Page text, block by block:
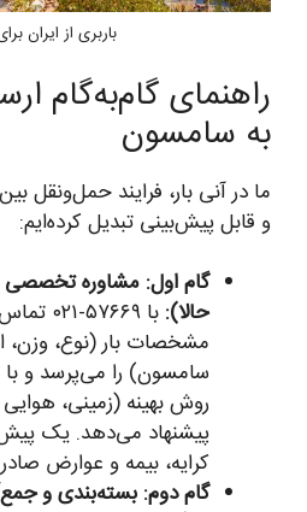
باربری از ایران
راهنمای گام‌به‌گام
به سامسون
و قابل پیش‌بینی تبدیل کرده‌ایم:
گام اول: مشاوره
حالا):
با
مشخصات بار (نوع، وزن،
سامسون) را می‌پرسد و با
روش بهینه (زمینی، هوایی
پیشنهاد می‌دهد. یک
کرایه، بیمه و عوارض